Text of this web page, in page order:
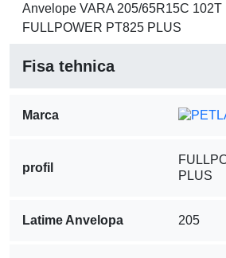
Anvelope VARA 205/65R15C 102T
FULLPOWER PT825 PLUS
Fisa tehnica
Marca
profil
PLUS
Latime Anvelopa 205